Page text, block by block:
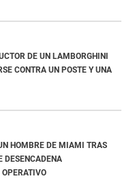
DE UN LAMBORGHINI
CONTRA UN POSTE Y UNA
HOMBRE DE MIAMI TRAS
DESENCADENA
OPERATIVO